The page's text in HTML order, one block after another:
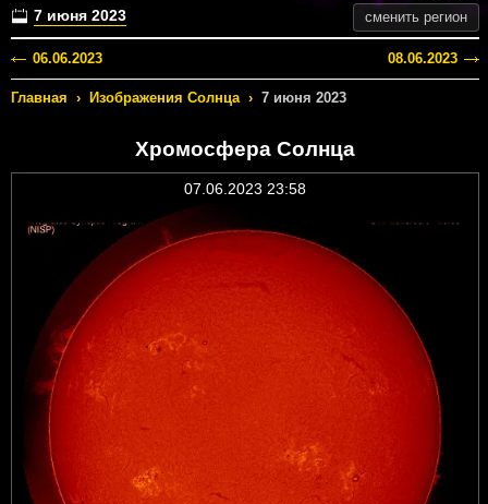
7 июня 2023 сменить регион
06.06.2023 08.06.2023
Главная › Изображения Солнца › 7 июня 2023
Хромосфера Солнца
07.06.2023 23:58